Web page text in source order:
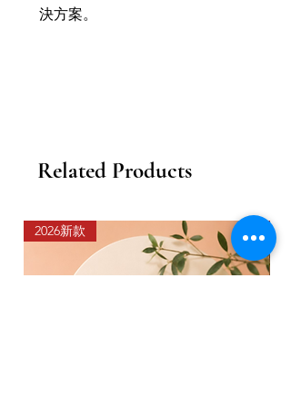
決方案。
Related Products
2026新款